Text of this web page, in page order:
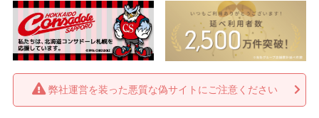
見え方は問題ないです。ただ私には合わず、処方箋通り
に購入しましたがゴロゴロするし、ひどいと取れて落ち
てきます。柔らかすぎるのが原因かと思います。
MS さん ★★ ★★ ★
良かったです
1箱あたり
ワンデーアキュビューモイスト乱視用（遠
視用） 1箱
3,450円
1箱あたり
3,450円
弊社運営を装った悪質な偽サイトにご注意ください